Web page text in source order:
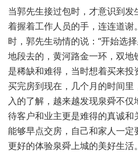
当郭先生接过包时，才意识到
着握着工作人员的手，连连道谢
时，郭先生动情的说：“开始选
地段去的，黄河路金一环，双地
是稀缺和难得，当时想着买来投
买完房到现在，几个月的时间里
入的了解，越来越发现泉舜不
待客户和业主更是难得的真诚和
能够早点交房，自己和家人一定
更好的体验泉舜上城的美好生活